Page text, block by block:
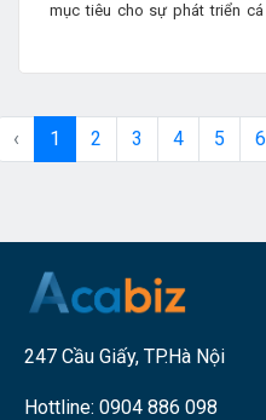
mục tiêu cho sự phát triển cá
‹ 1 2 3 4 5 6
247 Cầu Giấy, TP.Hà Nội
Hottline: 0904 886 098